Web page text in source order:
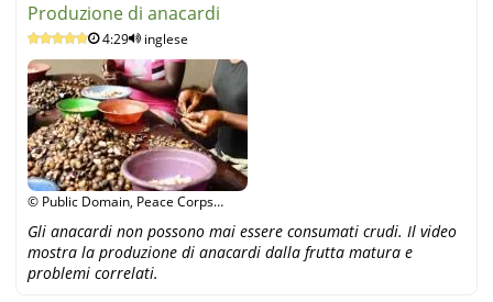
Produzione di anacardi
4:29 inglese
© Public Domain, Peace Corps
Gli anacardi non possono mai essere consumati crudi. Il video
mostra la produzione di anacardi dalla frutta matura e
problemi correlati.